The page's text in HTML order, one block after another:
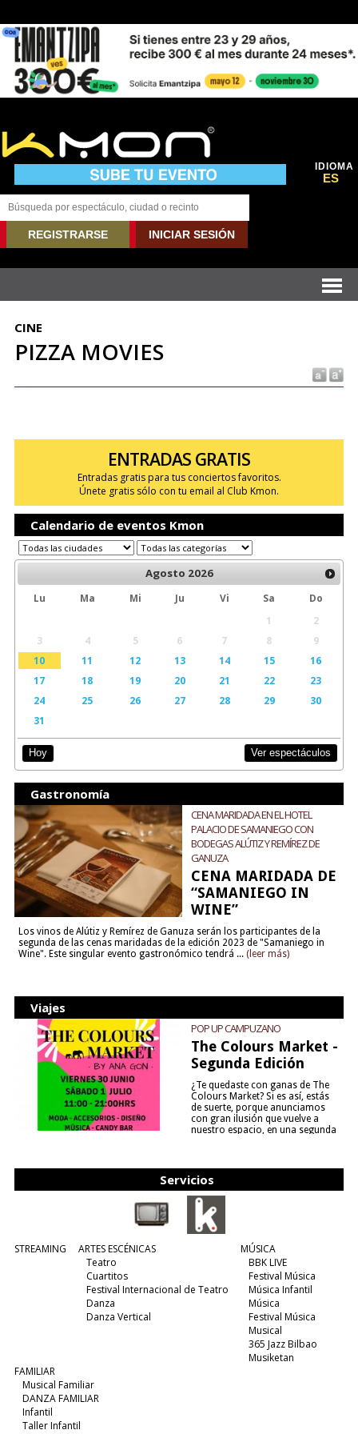
IDIOMA
ES
REGISTRARSE INICIAR SESIÓN
CINE
PIZZA MOVIES
ENTRADAS GRATIS
Entradas gratis para tus conciertos favoritos.
Únete gratis sólo con tu email al Club Kmon.
Calendario de eventos Kmon
Agosto 2026
Lu Ma Mi Ju Vi Sa
Do
1
2
3
4 5 6 7 8
9
10
11 12 13 14 15
16
17
18 19 20 21 22
23
24
25 26 27 28 29
30
31
Hoy Ver espectáculos
Gastronomía
CENA MARIDADA EN EL HOTEL
PALACIO DE SAMANIEGO CON
BODEGAS ALÚTIZ Y REMÍREZ DE
GANUZA
CENA MARIDADA DE
“SAMANIEGO IN
WINE”
Los vinos de Alútiz y Remírez de Ganuza serán los participantes de la
segunda de las cenas maridadas de la edición 2023 de "Samaniego in
Wine". Este singular evento gastronómico tendrá ... (leer más)
Viajes
POP UP CAMPUZANO
The Colours Market -
Segunda Edición
¿Te quedaste con ganas de The
Colours Market? Si es así, estás
de suerte, porque anunciamos
con gran ilusión que vuelve a
nuestro espacio, en una segunda
Servicios
STREAMING
ARTES ESCÉNICAS
Teatro
Cuartitos
Festival Internacional de Teatro
Danza
Danza Vertical
MÚSICA
BBK LIVE
Festival Música
Música Infantil
Música
Festival Música
Musical
365 Jazz Bilbao
Musiketan
FAMILIAR
Musical Familiar
DANZA FAMILIAR
Infantil
Taller Infantil